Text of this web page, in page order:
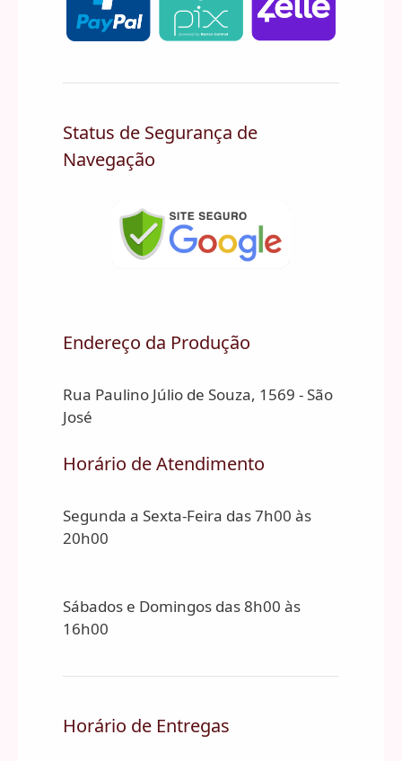
Status de Segurança de
Navegação
Endereço da Produção
Rua Paulino Júlio de Souza, 1569 - São
José
Horário de Atendimento
Segunda a Sexta-Feira das 7h00 às
20h00
Sábados e Domingos das 8h00 às
16h00
Horário de Entregas